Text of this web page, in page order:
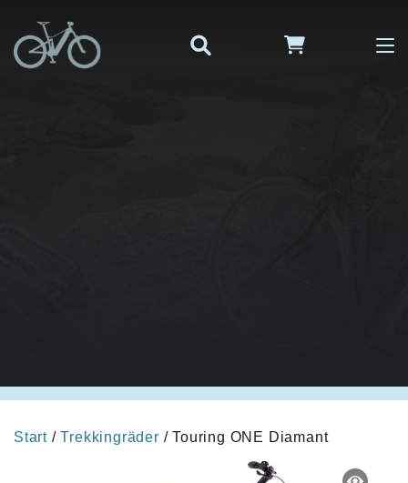
Start /Trekkingräder / Touring ONE Diamant